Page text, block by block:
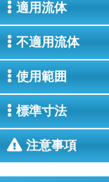
適用流体
不適用流体
使用範囲
標準寸法
注意事項